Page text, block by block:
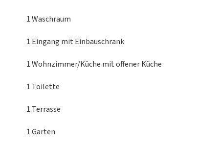
1 Waschraum
1 Eingang mit Einbauschrank
1 Wohnzimmer/Küche mit offener Küche
1 Toilette
1 Terrasse
1 Garten